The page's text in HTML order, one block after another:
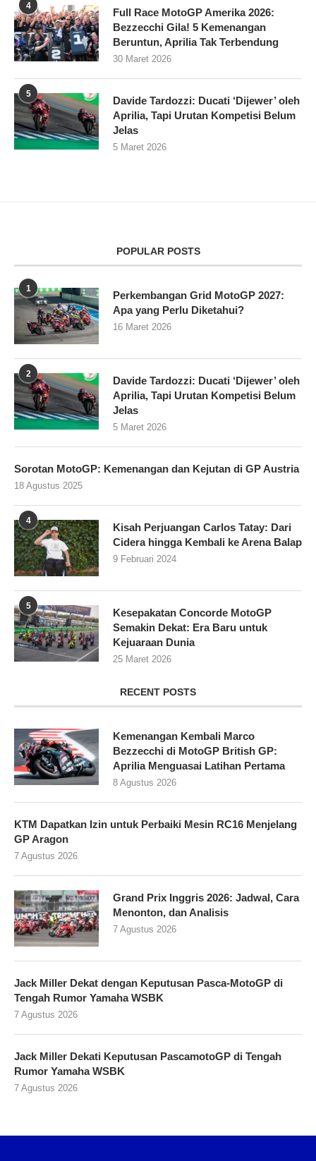
4
Full Race MotoGP Amerika 2026:
Bezzecchi Gila! 5 Kemenangan
Beruntun, Aprilia Tak Terbendung
30 Maret 2026
5
Davide Tardozzi: Ducati ‘Dijewer’ oleh
Aprilia, Tapi Urutan Kompetisi Belum
Jelas
5 Maret 2026
POPULAR POSTS
1
Perkembangan Grid MotoGP 2027:
Apa yang Perlu Diketahui?
16 Maret 2026
2
Davide Tardozzi: Ducati ‘Dijewer’ oleh
Aprilia, Tapi Urutan Kompetisi Belum
Jelas
5 Maret 2026
Sorotan MotoGP: Kemenangan dan Kejutan di GP Austria
18 Agustus 2025
4
Kisah Perjuangan Carlos Tatay: Dari
Cidera hingga Kembali ke Arena Balap
9 Februari 2024
5
Kesepakatan Concorde MotoGP
Semakin Dekat: Era Baru untuk
Kejuaraan Dunia
25 Maret 2026
RECENT POSTS
Kemenangan Kembali Marco
Bezzecchi di MotoGP British GP:
Aprilia Menguasai Latihan Pertama
8 Agustus 2026
KTM Dapatkan Izin untuk Perbaiki Mesin RC16 Menjelang
GP Aragon
7 Agustus 2026
Grand Prix Inggris 2026: Jadwal, Cara
Menonton, dan Analisis
7 Agustus 2026
Jack Miller Dekat dengan Keputusan Pasca-MotoGP di
Tengah Rumor Yamaha WSBK
7 Agustus 2026
Jack Miller Dekati Keputusan PascamotoGP di Tengah
Rumor Yamaha WSBK
7 Agustus 2026